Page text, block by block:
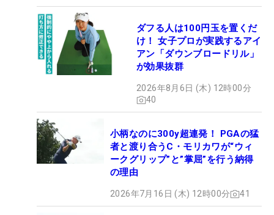
ダフる人は100円玉を置くだ
け！ 女子プロが実践するアイ
アン「ダウンブロードリル」
が効果抜群
2026年8月6日 (木) 12時00分
40
小柄なのに300y超連発！ PGAの猛
者と渡り合うC・モリカワが“ウィ
ークグリップ”と”掌屈”を行う納得
の理由
2026年7月16日 (木) 12時00分 41